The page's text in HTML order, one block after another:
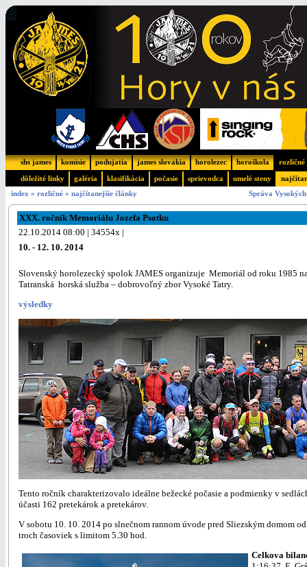
shs james komisie podujatia james slovakia horolezec horoškola rozličné
dôležité linky galéria klasifikácia počasie sprievodca umelé steny
index » rozličné » najčítanejšie články Správa
XXX. ročník Memoriálu Jozefa Psotku
22.10.2014 08:00 | 34554x |
10. - 12. 10. 2014
Slovenský horolezecký spolok JAMES organizuje Memoriál od roku 1985
Tatranská horská služba – dobrovoľný zbor Vysoké Tatry.
výsledky
Tento ročník charakterizovalo ideálne bežecké počasie a podmienky v
účasti 162 pretekárok a pretekárov.
V sobotu 10. 10. 2014 po slnečnom rannom úvode pred Sliezským
troch časoviek s limitom 5.30 hod.
Celkova